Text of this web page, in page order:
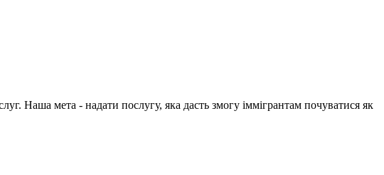
Наша мета - надати послугу, яка дасть змогу іммігрантам почуватися як